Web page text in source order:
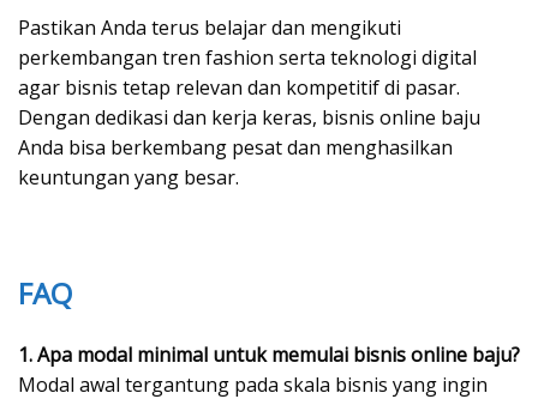
Pastikan Anda terus belajar dan mengikuti
perkembangan tren fashion serta teknologi digital
agar bisnis tetap relevan dan kompetitif di pasar.
Dengan dedikasi dan kerja keras, bisnis online baju
Anda bisa berkembang pesat dan menghasilkan
keuntungan yang besar.
FAQ
1. Apa modal minimal untuk memulai bisnis online baju?
Modal awal tergantung pada skala bisnis yang ingin